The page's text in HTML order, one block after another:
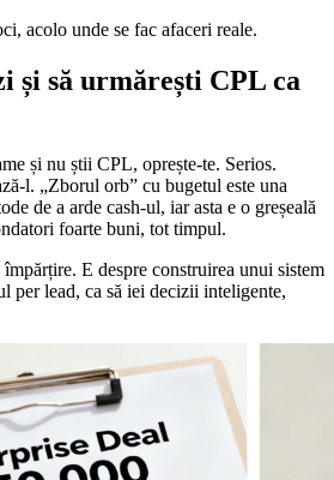
acolo unde se fac afaceri reale.
și să urmărești CPL ca
și nu știi CPL, oprește-te. Serios.
l. „Zborul orb” cu bugetul este una
de a arde cash-ul, iar asta e o greșeală
foarte buni, tot timpul.
E despre construirea unui sistem
per lead, ca să iei decizii inteligente,